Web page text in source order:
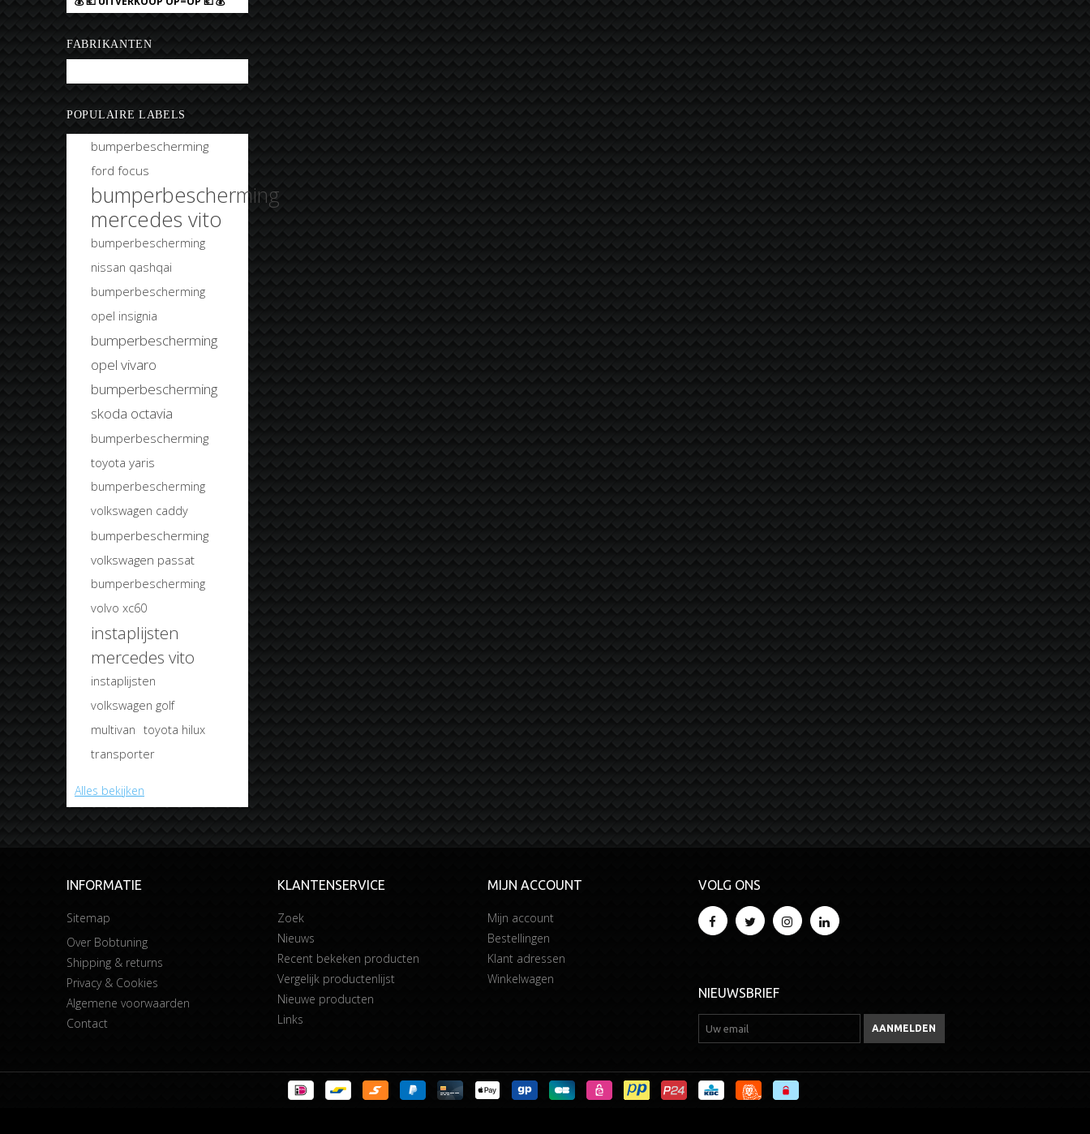
FABRIKANTEN
POPULAIRE LABELS
bumperbescherming
ford focus
bumperbescherming
mercedes vito
bumperbescherming
nissan qashqai
bumperbescherming
opel insignia
bumperbescherming
opel vivaro
bumperbescherming
skoda octavia
bumperbescherming
toyota yaris
bumperbescherming
volkswagen caddy
bumperbescherming
volkswagen passat
bumperbescherming
volvo xc60
instaplijsten
mercedes vito
instaplijsten
volkswagen golf
multivan toyota hilux
transporter
Alles bekijken
INFORMATIE
Sitemap
Over Bobtuning
Shipping & returns
Privacy & Cookies
Algemene voorwaarden
Contact
KLANTENSERVICE
Zoek
Nieuws
Recent bekeken producten
Vergelijk productenlijst
Nieuwe producten
Links
MIJN ACCOUNT
Mijn account
Bestellingen
Klant adressen
Winkelwagen
VOLG ONS
NIEUWSBRIEF